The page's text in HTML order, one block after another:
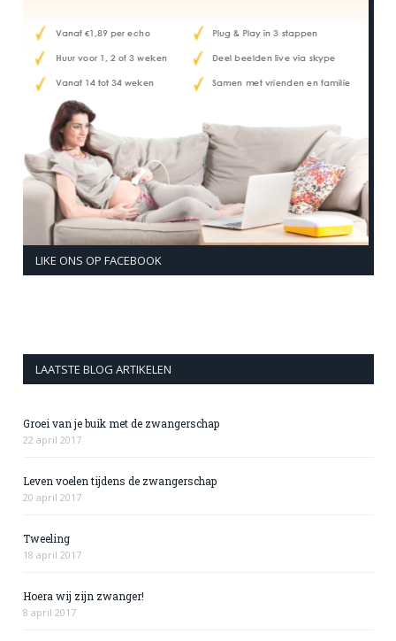
LIKE ONS OP FACEBOOK
LAATSTE BLOG ARTIKELEN
Groei van je buik met de zwangerschap
22 april 2017
Leven voelen tijdens de zwangerschap
20 april 2017
Tweeling
18 april 2017
Hoera wij zijn zwanger!
8 april 2017